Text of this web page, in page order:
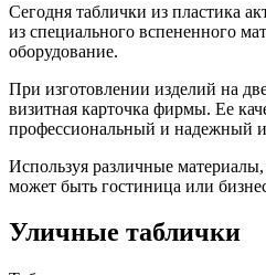
Сегодня таблички из пластика
из специального вспененного
оборудование.
При изготовлении изделий на
визитная карточка фирмы. Ее
профессиональный и надежный
Используя различные
может быть гостиница или
Уличные таблички